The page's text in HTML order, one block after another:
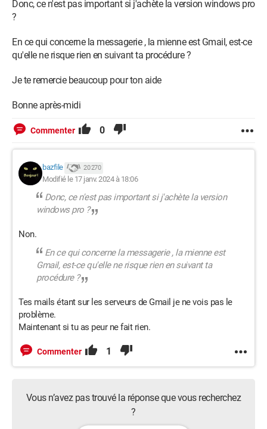
Donc, ce n'est pas important si j'achète la version windows pro
?
En ce qui concerne la messagerie , la mienne est Gmail, est-ce
qu'elle ne risque rien en suivant ta procédure ?
Je te remercie beaucoup pour ton aide
Bonne après-midi
Commenter 0
bazfile 20 270
Modifié le 17 janv. 2024 à 18:06
Donc, ce n'est pas important si j'achète la version
windows pro ?
Non.
En ce qui concerne la messagerie , la mienne est
Gmail, est-ce qu'elle ne risque rien en suivant ta
procédure ?
Tes mails étant sur les serveurs de Gmail je ne vois pas le
problème.
Maintenant si tu as peur ne fait rien.
Commenter 1
Vous n’avez pas trouvé la réponse que vous recherchez
?